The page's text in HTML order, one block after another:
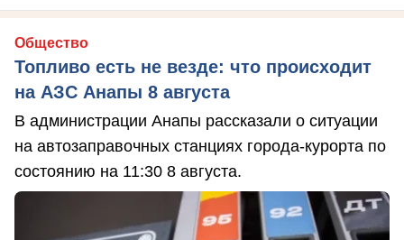
Общество
Топливо есть не везде: что происходит
на АЗС Анапы 8 августа
В администрации Анапы рассказали о ситуации
на автозаправочных станциях города-курорта по
состоянию на 11:30 8 августа.